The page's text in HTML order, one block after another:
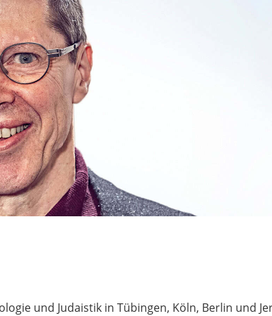
und Judaistik in Tübingen, Köln, Berlin und